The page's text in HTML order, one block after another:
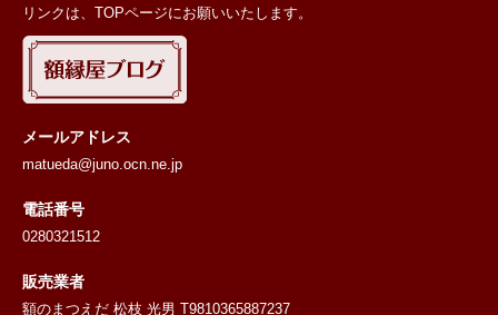
リンクは、TOPページにお願いいたします。
メールアドレス
matueda@juno.ocn.ne.jp
電話番号
0280321512
販売業者
額のまつえだ 松枝 光男 T9810365887237